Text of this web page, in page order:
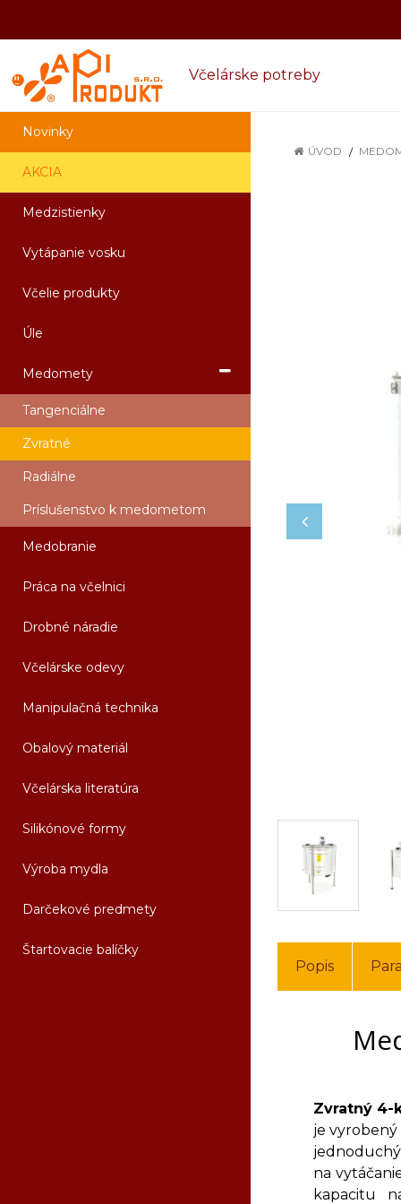
Včelárske potreby
Novinky
AKCIA
Medzistienky
Vytápanie vosku
Včelie produkty
Úle
Medomety
Tangenciálne
Zvratné
Radiálne
Príslušenstvo k medometom
Medobranie
Práca na včelnici
Drobné náradie
Včelárske odevy
Manipulačná technika
Obalový materiál
Včelárska literatúra
Silikónové formy
Výroba mydla
Darčekové predmety
Štartovacie balíčky
ÚVOD
Popis
Zvratný 4-
je
na
kapacitu